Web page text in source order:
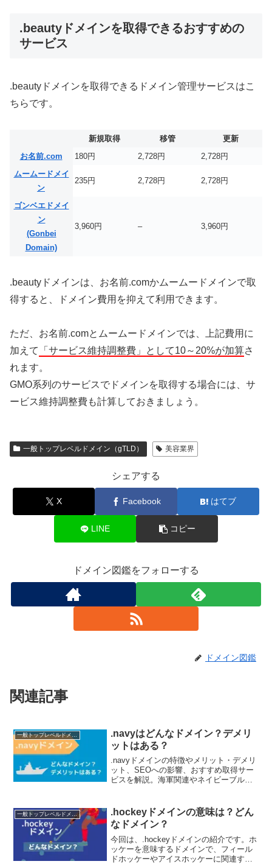
.beautyドメインを取得できるおすすめの
サービス
.beautyドメインを取得できるドメイン管理サービスはこ
ちらです。
新規取得 移管
更新
お名前.com
180円 2,728円
2,728円
ムームードメイ
ン
235円 2,728円 2,728円
ゴンベエドメイ
ン
(Gonbei
Domain)
3,960円 – 3,960円
.beautyドメインは、お名前.comかムームードメインで取
得すると、ドメイン費用を抑えて利用できます。
ただ、お名前.comとムームードメインでは、上記費用に
加えて
「サービス維持調整費」として10～20%が加算さ
れます。
GMO系列のサービスでドメインを取得する場合には、サ
ービス維持調整費も計算しておきましょう。
一般トップレベルドメイン（gTLD） 美容業界
シェアする
X Facebook はてブ
LINE コピー
ドメイン図鑑をフォローする
ドメイン図鑑
関連記事
一般トップレベルドメイン（gTLD）
.navyはどんなドメイン？デメリ
ットはある？
.navyドメインの特徴やメリット・デメリ
ット、SEOへの影響、おすすめ取得サー
ビスを解説。海軍関連やネイビーブルー
一般トップレベルドメイン（gTLD）
.hockeyドメインの意味は？どん
なドメイン？
今回は、.hockeyドメインの紹介です。ホ
ッケーを意味するドメインで、フィール
ドホッケーやアイスホッケーに関連する